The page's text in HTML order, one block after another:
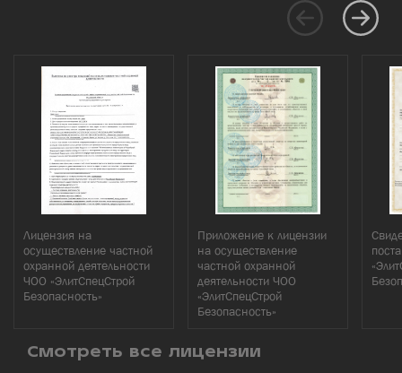
Лицензия на
осуществление частной
охранной деятельности
ЧОО «ЭлитСпецСтрой
Безопасность»
Приложение к лицензии
на осуществление
частной охранной
деятельности ЧОО
«ЭлитСпецСтрой
Безопасность»
Смотреть все лицензии